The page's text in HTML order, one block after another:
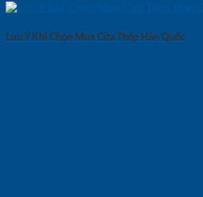
Lưu Ý Khi Chọn Mua Cửa Thép Hàn Quốc